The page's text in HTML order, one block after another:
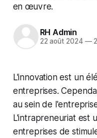
en œuvre.
RH Admin
22 août 2024 —
L'innovation est un
entreprises.
au sein de
L'intrapreneuriat est
entreprises de